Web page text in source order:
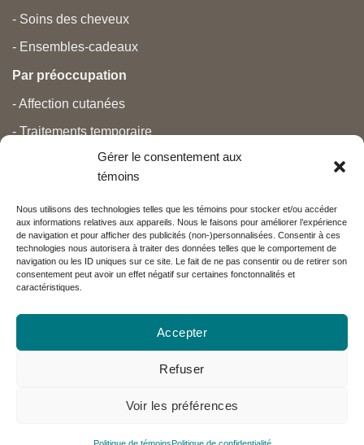
Gérer le consentement aux
témoins
Nous utilisons des technologies telles que les témoins pour stocker et/ou accéder
aux informations relatives aux appareils. Nous le faisons pour améliorer l’expérience
de navigation et pour afficher des publicités (non-)personnalisées. Consentir à ces
technologies nous autorisera à traiter des données telles que le comportement de
navigation ou les ID uniques sur ce site. Le fait de ne pas consentir ou de retirer son
consentement peut avoir un effet négatif sur certaines fonctonnalités et
caractéristiques.
Accepter
Refuser
Voir les préférences
- Soins des cheveux
- Ensembles-cadeaux
Par préoccupation
- Affection cutanées
- Traitements temporaire
- Grossesse et nouveau-né
- Anti-âge et beauté
Nos partenaires